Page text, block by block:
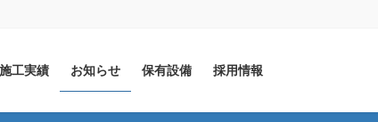
施工実績 お知らせ 保有設備 採用情報